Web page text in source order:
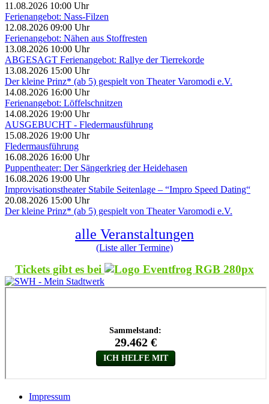
11.08.2026 10:00 Uhr
Ferienangebot: Nass-Filzen
12.08.2026 09:00 Uhr
Ferienangebot: Nähen aus Stoffresten
13.08.2026 10:00 Uhr
ABGESAGT Ferienangebot: Rallye der Tierrekorde
13.08.2026 15:00 Uhr
Der kleine Prinz* (ab 5) gespielt von Theater Varomodi e.V.
14.08.2026 16:00 Uhr
Ferienangebot: Löffelschnitzen
14.08.2026 19:00 Uhr
AUSGEBUCHT - Fledermausführung
15.08.2026 19:00 Uhr
Fledermausführung
16.08.2026 16:00 Uhr
Puppentheater: Der Sängerkrieg der Heidehasen
16.08.2026 19:00 Uhr
Improvisationstheater Stabile Seitenlage – “Impro Speed Dating“
20.08.2026 15:00 Uhr
Der kleine Prinz* (ab 5) gespielt von Theater Varomodi e.V.
alle Veranstaltungen
(Liste aller Termine)
Tickets gibt es bei
Impressum